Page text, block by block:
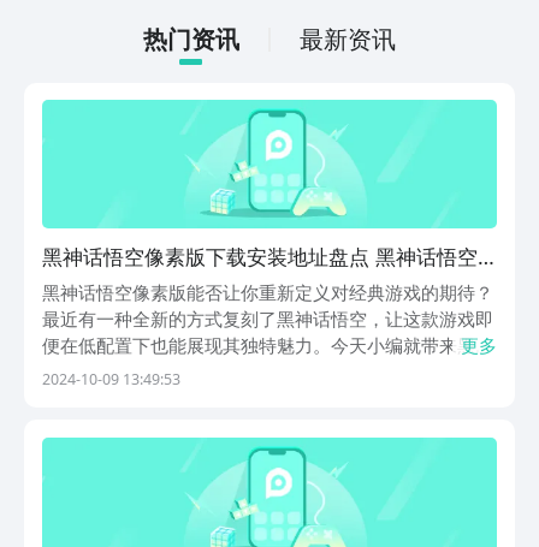
热门资讯 最新资讯
黑神话悟空像素版下载安装地址盘点 黑神话悟空
像素版下载地址推荐
黑神话悟空像素版能否让你重新定义对经典游戏的期待？
最近有一种全新的方式复刻了黑神话悟空，让这款游戏即
便在低配置下也能展现其独特魅力。今天小编就带来黑神
话悟空像素版下载安装地址介绍。无论是棍法还是法宝，
版》...
更多
2024-10-09 13:49:53